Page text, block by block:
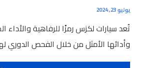
يوليو 23, 2024
تُعد سيارات لكزس رمزًا للرفاهية
وأدائها الأمثل من خلال الفحص الدوري